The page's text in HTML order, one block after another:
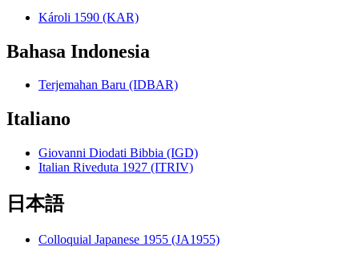
Károli 1590 (KAR)
Bahasa Indonesia
Terjemahan Baru (IDBAR)
Italiano
Giovanni Diodati Bibbia (IGD)
Italian Riveduta 1927 (ITRIV)
日本語
Colloquial Japanese 1955 (JA1955)